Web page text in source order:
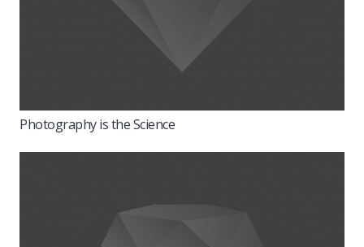
Photography is the Science